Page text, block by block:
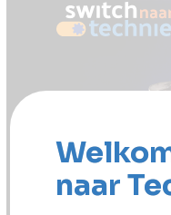
Open
Close
naar